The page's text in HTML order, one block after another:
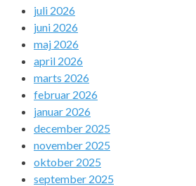
juli 2026
juni 2026
maj 2026
april 2026
marts 2026
februar 2026
januar 2026
december 2025
november 2025
oktober 2025
september 2025